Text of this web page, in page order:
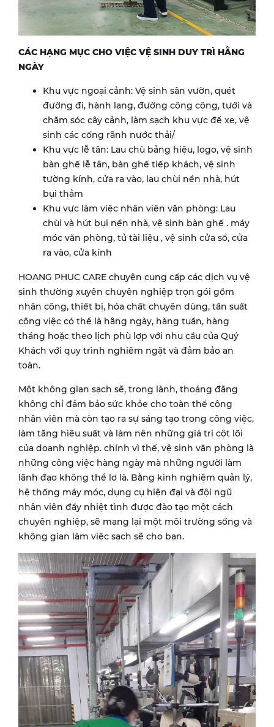
CÁC HẠNG MỤC CHO VIỆC VỆ SINH DUY TRÌ HẰNG
NGÀY
Khu vực ngoại cảnh: Vệ sinh sân vườn, quét
đường đi, hành lang, đường công cộng, tưới và
chăm sóc cây cảnh, làm sạch khu vực để xe, vệ
sinh các cống rãnh nước thải/
Khu vực lễ tân: Lau chù bảng hiệu, logo, vệ sinh
bàn ghế lễ tân, bàn ghế tiếp khách, vệ sinh
tường kính, cửa ra vào, lau chùi nền nhà, hút
bụi thảm
Khu vực làm việc nhân viên văn phòng: Lau
chùi và hút bụi nền nhà, vệ sinh bàn ghế . máy
móc văn phòng, tủ tài liệu , vệ sinh cửa sổ, cửa
ra vào, cửa kính
HOANG PHUC CARE chuyên cung cấp các dịch vụ vệ
sinh thường xuyên chuyên nghiệp trọn gói gồm
nhân công, thiết bị, hóa chất chuyên dùng, tần suất
công việc có thể là hằng ngày, hàng tuần, hàng
tháng hoặc theo lịch phù lợp với nhu cầu của Quý
Khách với quy trình nghiêm ngặt và đảm bảo an
toàn.
Một không gian sạch sẽ, trong lành, thoáng đãng
không chỉ đảm bảo sức khỏe cho toàn thể công
nhân viên mà còn tạo ra sự sáng tạo trong công việc,
làm tăng hiêu suất và làm nên những giá trị cột lõi
của doanh nghiệp. chính vì thế, vệ sinh văn phòng là
những công việc hàng ngày mà những người làm
lãnh đạo không thể lơ là. Bằng kinh nghiệm quản lý,
hệ thống máy móc, dụng cụ hiện đại và đội ngũ
nhân viên đầy nhiệt tình được đào tạo một cách
chuyên nghiệp, sẽ mang lại một môi trường sống và
không gian làm việc sạch sẽ cho bạn.